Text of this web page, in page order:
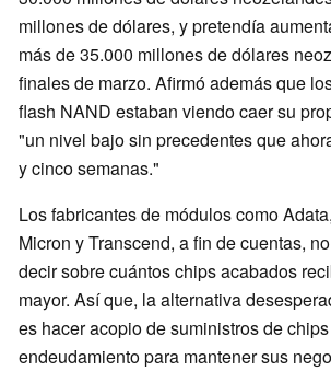
millones de dólares, y pretendía
más de 35.000 millones de dólares
finales de marzo. Afirmó además que
flash NAND estaban viendo caer su
"un nivel bajo sin precedentes que
y cinco semanas."
Los fabricantes de módulos como
Micron y Transcend, a fin de cuentas,
decir sobre cuántos chips acabados
mayor. Así que, la alternativa
es hacer acopio de suministros de
endeudamiento para mantener sus